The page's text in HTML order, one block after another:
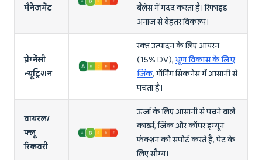
मैनेजमेंट
बैलेंस में मदद करता है। रिफाइंड
अनाज से बेहतर विकल्प।
प्रेग्नेंसी
न्यूट्रिशन
रक्त उत्पादन के लिए आयरन
(15% DV),भ्रूण विकास के लिए
जिंक, मॉर्निंग सिकनेस में आसानी से
पचता है।
वायरल/
फ्लू
रिकवरी
ऊर्जा के लिए आसानी से पचने वाले
कार्ब्स, जिंक और कॉपर इम्यून
फंक्शन को सपोर्ट करते हैं, पेट के
लिए सौम्य।